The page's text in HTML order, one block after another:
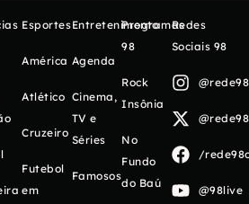
Esportes
América
Atlético
Cruzeiro
Futebol
em
Entretenimento
Agenda
Cinema,
TV e
Séries
Famosos
Programas
98
Rock
Insônia
No
Fundo
do Baú
Redes
Sociais 98
/
@98live